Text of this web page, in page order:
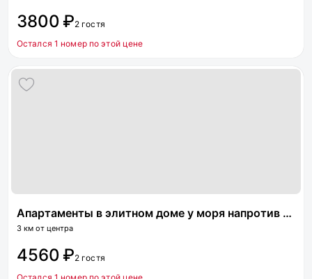
3800 ₽2 гостя
Остался 1 номер по этой цене
Апартаменты в элитном доме у моря напротив аквапарка
3 км от центра
4560 ₽2 гостя